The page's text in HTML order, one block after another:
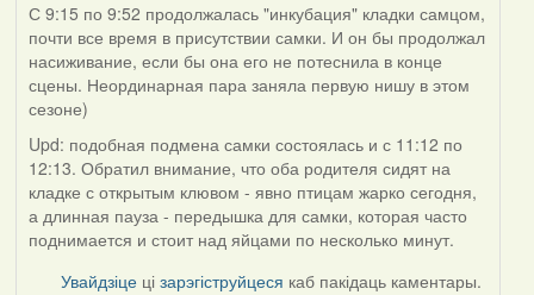
С 9:15 по 9:52 продолжалась "инкубация" кладки самцом,
почти все время в присутствии самки. И он бы продолжал
насиживание, если бы она его не потеснила в конце
сцены. Неординарная пара заняла первую нишу в этом
сезоне)
Upd: подобная подмена самки состоялась и с 11:12 по
12:13. Обратил внимание, что оба родителя сидят на
кладке с открытым клювом - явно птицам жарко сегодня,
а длинная пауза - передышка для самки, которая часто
поднимается и стоит над яйцами по несколько минут.
Увайдзіце цізарэгіструйцеся каб пакідаць каментары.